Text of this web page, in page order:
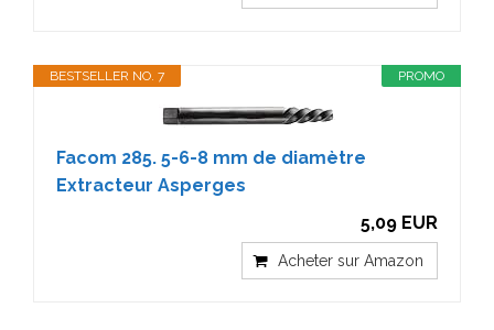
PROMO
BESTSELLER NO. 7
Facom 285. 5-6-8 mm de diamètre
Extracteur Asperges
5,09 EUR
Acheter sur Amazon